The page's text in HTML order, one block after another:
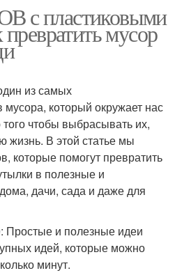
с пластиковыми
мусор
из самых
который окружает нас
чтобы выбрасывать их,
В этой статье мы
которые помогут превратить
в полезные и
дачи, сада и даже для
Простые и полезные идеи
идей, которые можно
минут.